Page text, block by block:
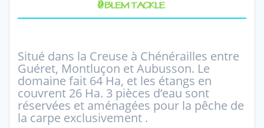
Situé dans la Creuse à Chénérailles entre
Guéret, Montluçon et Aubusson. Le
domaine fait 64 Ha, et les étangs en
couvrent 26 Ha. 3 pièces d’eau sont
réservées et aménagées pour la pêche de
la carpe exclusivement .